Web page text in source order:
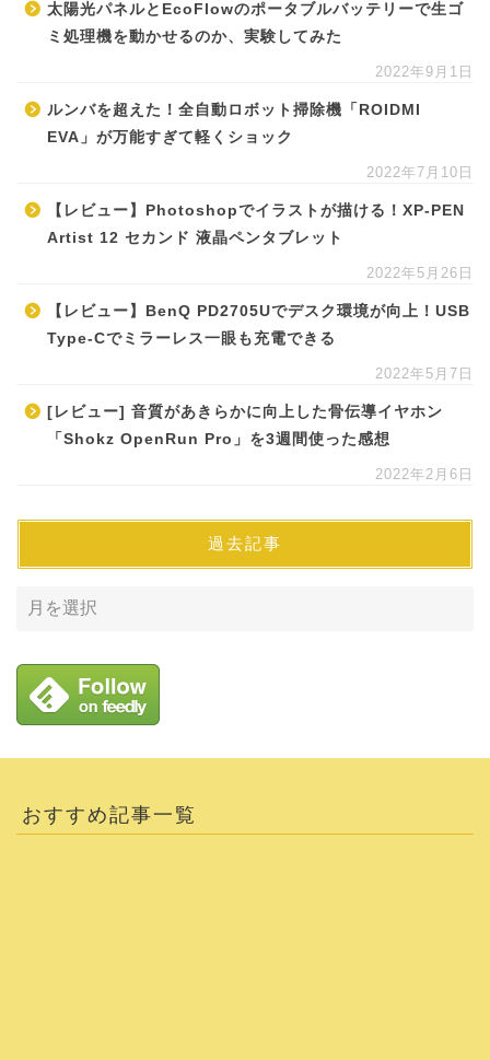
太陽光パネルとEcoFlowのポータブルバッテリーで生ゴ
ミ処理機を動かせるのか、実験してみた
2022年9月1日
ルンバを超えた！全自動ロボット掃除機「ROIDMI
EVA」が万能すぎて軽くショック
2022年7月10日
【レビュー】Photoshopでイラストが描ける！XP-PEN
Artist 12 セカンド 液晶ペンタブレット
2022年5月26日
【レビュー】BenQ PD2705Uでデスク環境が向上！USB
Type-Cでミラーレス一眼も充電できる
2022年5月7日
[レビュー] 音質があきらかに向上した骨伝導イヤホン
「Shokz OpenRun Pro」を3週間使った感想
2022年2月6日
過去記事
おすすめ記事一覧